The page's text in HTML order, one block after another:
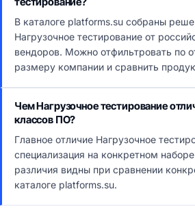
В каталоге platforms.su собраны
Нагрузочное тестирование от
вендоров. Можно отфильтровать по
размеру компании и сравнить
Чем Нагрузочное тестирование
классов ПО?
Главное отличие Нагрузочное
специализация на конкретном
различия видны при сравнении
каталоге platforms.su.